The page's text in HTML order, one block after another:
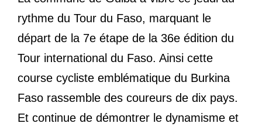
rythme du Tour du Faso, marquant le
départ de la 7e étape de la 36e édition du
Tour international du Faso. Ainsi cette
course cycliste emblématique du Burkina
Faso rassemble des coureurs de dix pays.
Et continue de démontrer le dynamisme et